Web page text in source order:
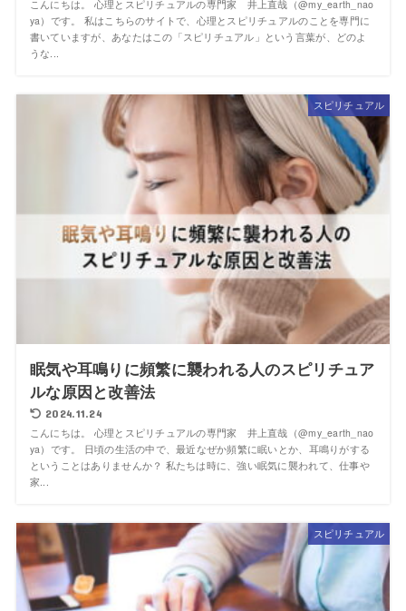
こんにちは。 心理とスピリチュアルの専門家 井上直哉（@my_earth_nao
ya）です。 私はこちらのサイトで、心理とスピリチュアルのことを専門に
書いていますが、あなたはこの「スピリチュアル」という言葉が、どのよ
うな...
スピリチュアル
眠気や耳鳴りに頻繁に襲われる人のスピリチュア
ルな原因と改善法
2024.11.24
こんにちは。 心理とスピリチュアルの専門家 井上直哉（@my_earth_nao
ya）です。 日頃の生活の中で、最近なぜか頻繁に眠いとか、耳鳴りがする
ということはありませんか？ 私たちは時に、強い眠気に襲われて、仕事や
家...
スピリチュアル